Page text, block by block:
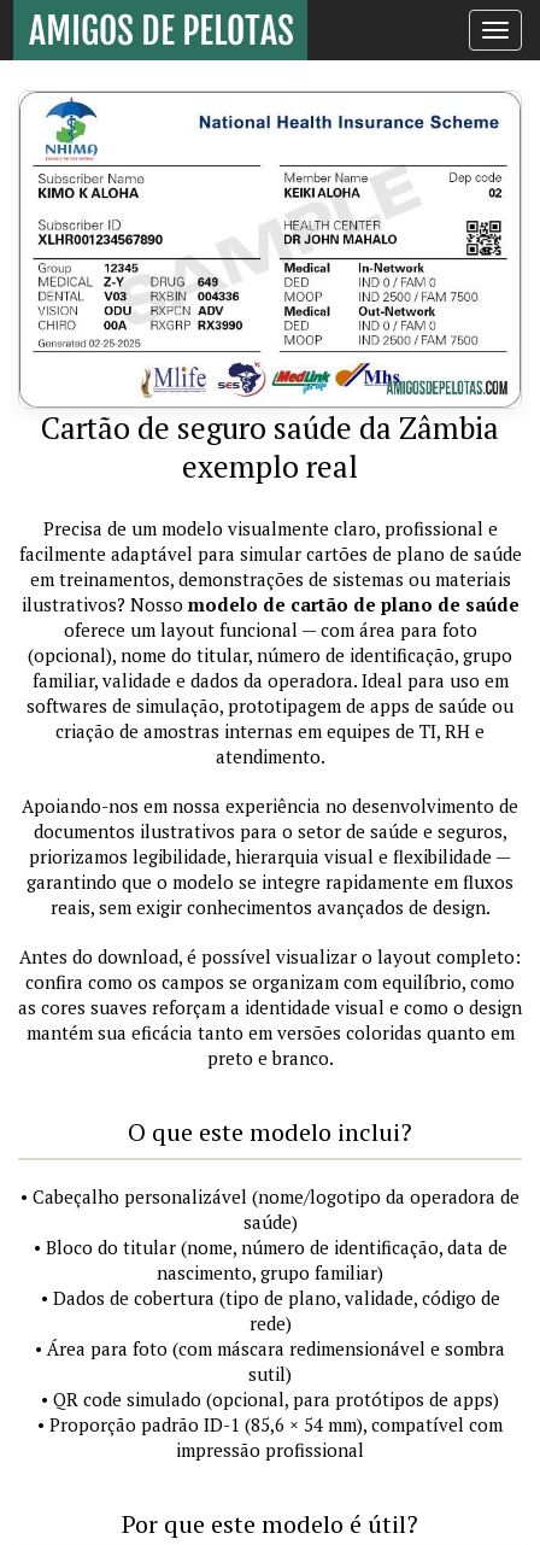
Toggle
Cartão de seguro saúde da Zâmbia
exemplo real
Precisa de um modelo visualmente claro, profissional e
facilmente adaptável para simular cartões de plano de saúde
em treinamentos, demonstrações de sistemas ou materiais
ilustrativos? Nosso modelo de cartão de plano de saúde
oferece um layout funcional — com área para foto
(opcional), nome do titular, número de identificação, grupo
familiar, validade e dados da operadora. Ideal para uso em
softwares de simulação, prototipagem de apps de saúde ou
criação de amostras internas em equipes de TI, RH e
atendimento.
Apoiando-nos em nossa experiência no desenvolvimento de
documentos ilustrativos para o setor de saúde e seguros,
priorizamos legibilidade, hierarquia visual e flexibilidade —
garantindo que o modelo se integre rapidamente em fluxos
reais, sem exigir conhecimentos avançados de design.
Antes do download, é possível visualizar o layout completo:
confira como os campos se organizam com equilíbrio, como
as cores suaves reforçam a identidade visual e como o design
mantém sua eficácia tanto em versões coloridas quanto em
preto e branco.
O que este modelo inclui?
• Cabeçalho personalizável (nome/logotipo da operadora de
saúde)
• Bloco do titular (nome, número de identificação, data de
nascimento, grupo familiar)
• Dados de cobertura (tipo de plano, validade, código de
rede)
• Área para foto (com máscara redimensionável e sombra
sutil)
• QR code simulado (opcional, para protótipos de apps)
• Proporção padrão ID-1 (85,6 × 54 mm), compatível com
impressão profissional
Por que este modelo é útil?